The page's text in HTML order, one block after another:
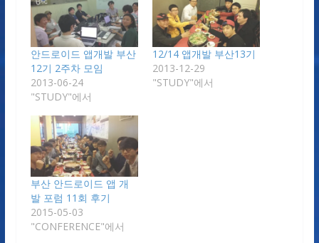
안드로이드 앱개발 부산
12기 2주차 모임
2013-06-24
"STUDY"에서
12/14 앱개발 부산13기
2013-12-29
"STUDY"에서
부산 안드로이드 앱 개
발 포럼 11회 후기
2015-05-03
"CONFERENCE"에서